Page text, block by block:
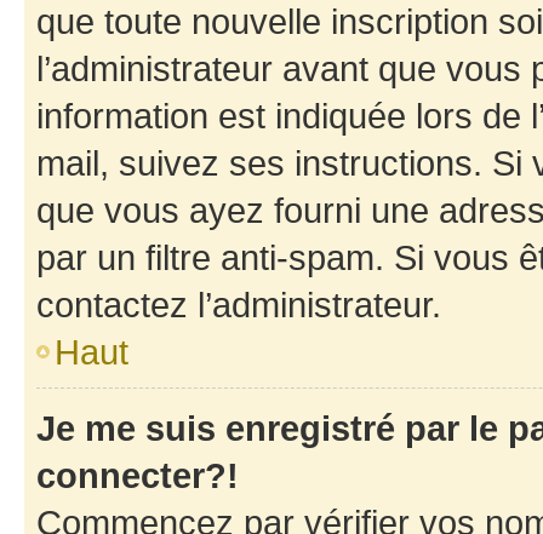
que toute nouvelle inscription
l’administrateur avant que
information est indiquée lors de
mail, suivez ses instructions. Si
que vous ayez fourni une
par un filtre anti-spam. Si vous
contactez l’administrateur.
Haut
Je me suis enregistré par le
connecter?!
Commencez par vérifier vos